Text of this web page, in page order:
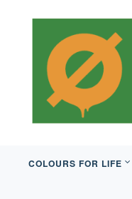
COLOURS FOR LIFE